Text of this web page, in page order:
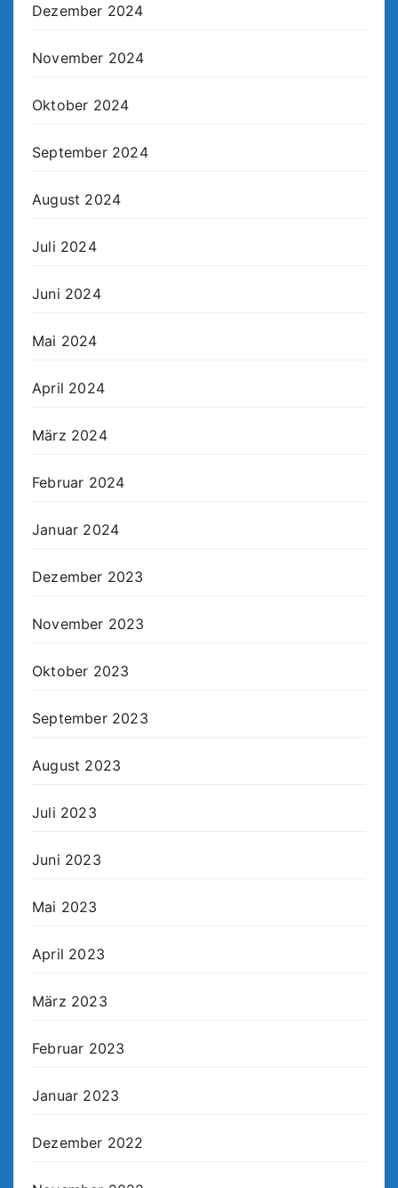
Dezember 2024
November 2024
Oktober 2024
September 2024
August 2024
Juli 2024
Juni 2024
Mai 2024
April 2024
März 2024
Februar 2024
Januar 2024
Dezember 2023
November 2023
Oktober 2023
September 2023
August 2023
Juli 2023
Juni 2023
Mai 2023
April 2023
März 2023
Februar 2023
Januar 2023
Dezember 2022